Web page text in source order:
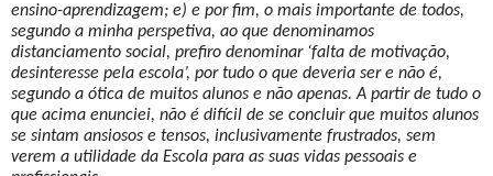
ensino-aprendizagem; e) e por fim, o mais importante de todos,
segundo a minha perspetiva, ao que denominamos
distanciamento social, prefiro denominar ‘falta de motivação,
desinteresse pela escola’, por tudo o que deveria ser e não é,
segundo a ótica de muitos alunos e não apenas. A partir de tudo o
que acima enunciei, não é difícil de se concluir que muitos alunos
se sintam ansiosos e tensos, inclusivamente frustrados, sem
verem a utilidade da Escola para as suas vidas pessoais e